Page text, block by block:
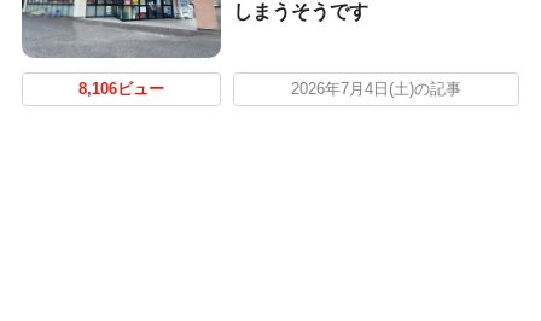
しまうそうです
8,106ビュー 2026年7月4日(土)の記事